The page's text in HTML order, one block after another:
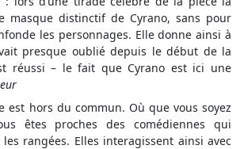
masque distinctif de Cyrano, sans pour
les personnages. Elle donne ainsi à
presque oublié depuis le début de la
réussi – le fait que Cyrano est ici une
est hors du commun. Où que vous soyez
êtes proches des comédiennes qui
rangées. Elles interagissent ainsi avec